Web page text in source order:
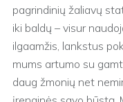
pagrindinių žaliavų
iki baldų – visur
ilgaamžis, lankstus
mums artumo su
daug žmonių net